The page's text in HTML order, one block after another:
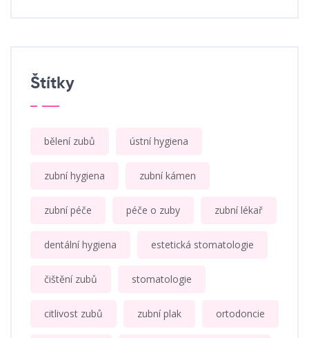
Štítky
bělení zubů ústní hygiena
zubní hygiena zubní kámen
zubní péče péče o zuby zubní lékař
dentální hygiena estetická stomatologie
čištění zubů stomatologie
citlivost zubů zubní plak ortodoncie